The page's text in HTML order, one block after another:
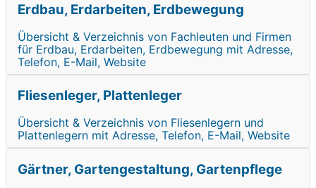
Erdbau, Erdarbeiten, Erdbewegung
Übersicht & Verzeichnis von Fachleuten und Firmen
für Erdbau, Erdarbeiten, Erdbewegung mit Adresse,
Telefon, E-Mail, Website
Fliesenleger, Plattenleger
Übersicht & Verzeichnis von Fliesenlegern und
Plattenlegern mit Adresse, Telefon, E-Mail, Website
Gärtner, Gartengestaltung, Gartenpflege